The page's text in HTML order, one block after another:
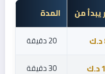
يبدأ من
المدة
20 دقيقة
30 دقيقة